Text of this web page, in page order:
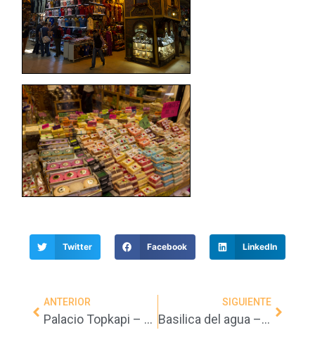
Twitter Facebook LinkedIn
ANTERIOR
Palacio Topkapi – Estambul – (Turquia)
SIGUIENTE
Basilica del agua – Estambul (Turquia)